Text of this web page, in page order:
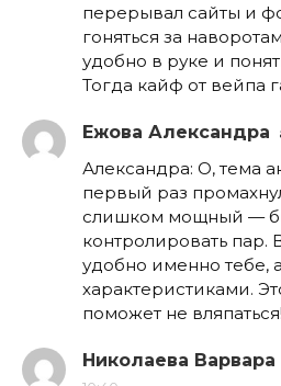
перерывал сайты и
гоняться за
удобно в руке и
Тогда кайф от вейпа
Ежова Александра
Александра: О, тема
первый раз
слишком мощный —
контролировать пар.
удобно именно тебе,
характеристиками.
поможет не вляпаться!
Николаева Варвара